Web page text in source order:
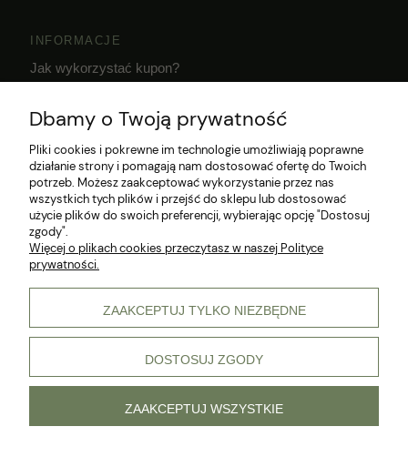
INFORMACJE
Jak wykorzystać kupon?
Klub Hodowcy VIP
© 2026 Wszelkie prawa zastrzeżone
pokaż pełną wersję strony
Sklep internetowy Shoper Premium
Dbamy o Twoją prywatność
Pliki cookies i pokrewne im technologie umożliwiają poprawne
działanie strony i pomagają nam dostosować ofertę do Twoich
potrzeb. Możesz zaakceptować wykorzystanie przez nas
wszystkich tych plików i przejść do sklepu lub dostosować
użycie plików do swoich preferencji, wybierając opcję "Dostosuj
zgody".
Więcej o plikach cookies przeczytasz w naszej Polityce
prywatności.
ZAAKCEPTUJ TYLKO NIEZBĘDNE
DOSTOSUJ ZGODY
ZAAKCEPTUJ WSZYSTKIE